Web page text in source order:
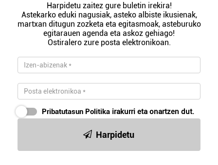
Harpidetu zaitez gure buletin irekira!
Astekarko eduki nagusiak, asteko albiste ikusienak,
martxan ditugun zozketa eta egitasmoak, asteburuko
egitarauen agenda eta askoz gehiago!
Ostiralero zure posta elektronikoan.
Pribatutasun Politika irakurri eta onartzen dut.
Harpidetu